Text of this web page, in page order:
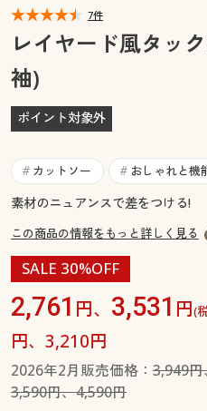
マイページ
閲覧履歴
お気に入り
サポート
ご利用ガイド
よくある質問とお問い合わせ
閲覧履歴
お気に入り
サポート
よくある質問とお問い合わせ
7件
レイヤード風タッ
袖)
ポイント対象外
# カットソー # おしゃれと機
素材のニュアンスで差をつける!
この商品の情報をもっと詳しく見る
SALE 30%OFF
2,761 円、 3,531 円(
円、3,210円
2026年2月販売価格： 3,949
3,590円、4,590円